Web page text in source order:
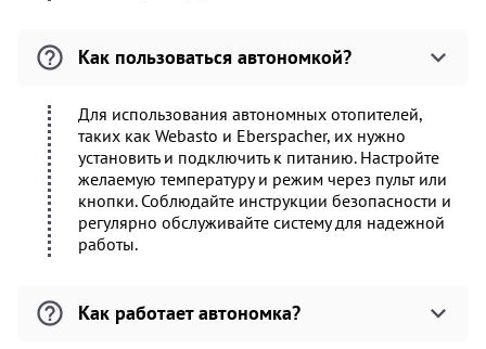
Как пользоваться автономкой?
Для использования автономных отопителей,
таких как Webasto и Eberspacher, их нужно
установить и подключить к питанию. Настройте
желаемую температуру и режим через пульт или
кнопки. Соблюдайте инструкции безопасности и
регулярно обслуживайте систему для надежной
работы.
Как работает автономка?